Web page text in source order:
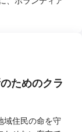
ためのクラ
域住民の命を守